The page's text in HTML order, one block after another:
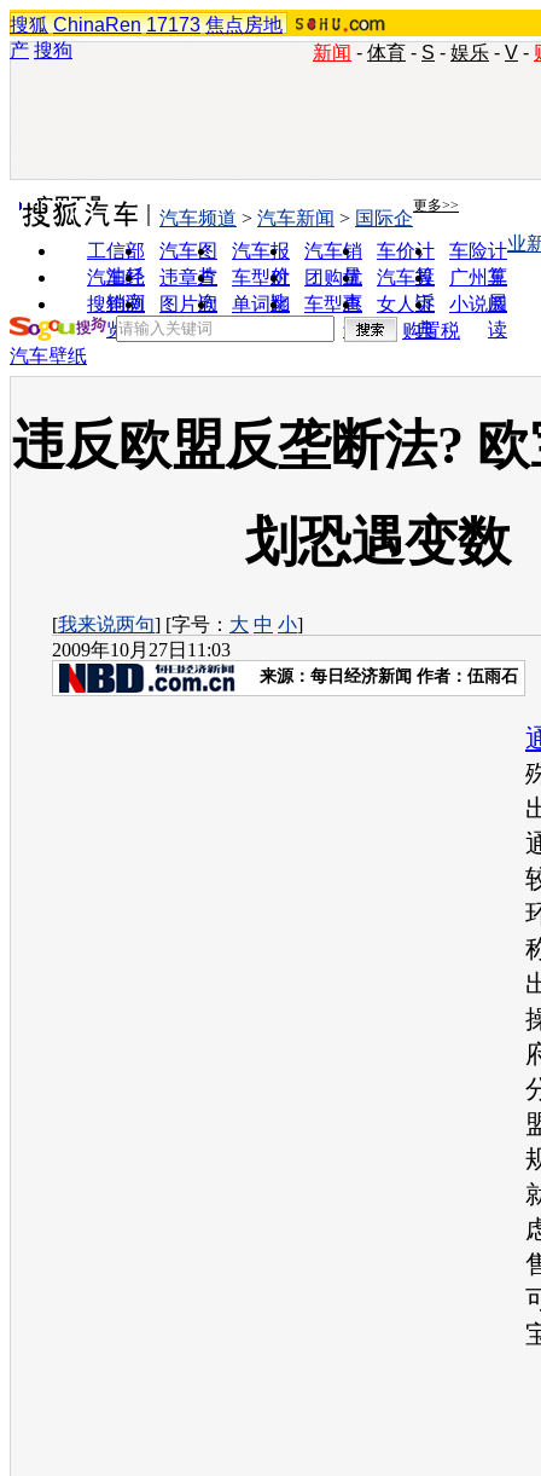
搜狐 ChinaRen 17173 焦点房地
产 搜狗 新闻 - 体育 - S - 娱乐 - V -
实用工具 更多>>
工信部
油耗
汽车图
片
汽车报
价
汽车销
量
车价计
算
车险计
算
汽车经
销商
违章查
询
车型对
比
团购优
惠
汽车投
诉
广州车
展
搜狗浏
览器
图片欣
赏
单词翻
车型查
询
女人宝
典
小说阅
读
汽车频道 > 汽车新闻 > 国际企
业
购置税
汽车壁纸
违反欧盟反垄断法?
划恐遇变数
[我来说两句] [字号： 大 中 小]
2009年10月27日11:03
来源： 每日经济新闻 作者：伍雨石